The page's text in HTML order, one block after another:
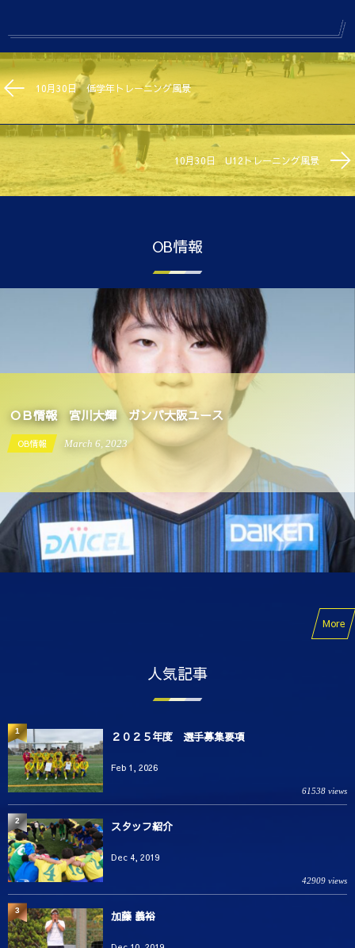
10月30日 低学年トレーニング風景
10月30日 U12トレーニング風景
OB情報
ＯＢ情報 宮川大輝 ガンバ大阪ユース
OB情報 March 6 2023
More
人気記事
２０２５年度 選手募集要項
Feb 1, 2026
61538 views
1
スタッフ紹介
Dec 4, 2019
42909 views
2
加藤 義裕
3